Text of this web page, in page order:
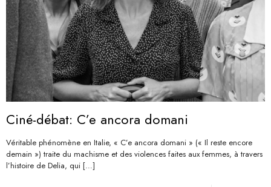
Ciné-débat: C’e ancora domani
Véritable phénomène en Italie, « C’e ancora domani » (« Il reste encore
demain ») traite du machisme et des violences faites aux femmes, à travers
l’histoire de Delia, qui […]